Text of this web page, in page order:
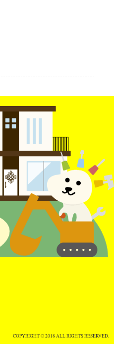
COPYRIGHT © 2018 ALL RIGHTS RESERVED.